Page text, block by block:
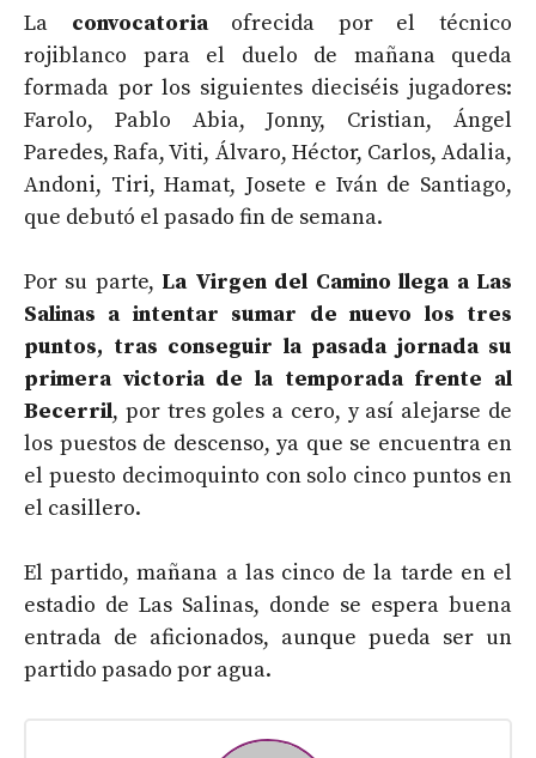
La convocatoriaofrecida por el técnico
rojiblanco para el duelo de mañana queda
formada por los siguientes dieciséis jugadores:
Farolo, Pablo Abia, Jonny, Cristian, Ángel
Paredes, Rafa, Viti, Álvaro, Héctor, Carlos, Adalia,
Andoni, Tiri, Hamat, Josete e Iván de Santiago,
que debutó el pasado fin de semana.
Por su parte, La Virgen del Camino llega a Las
Salinas a intentar sumar de nuevo los tres
puntos, tras conseguir la pasada jornada su
primera victoria de la temporada frente al
Becerril, por tres goles a cero, y así alejarse de
los puestos de descenso, ya que se encuentra en
el puesto decimoquinto con solo cinco puntos en
el casillero.
El partido, mañana a las cinco de la tarde en el
estadio de Las Salinas, donde se espera buena
entrada de aficionados, aunque pueda ser un
partido pasado por agua.